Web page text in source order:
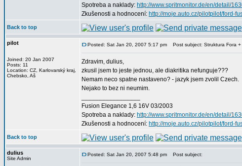
Spotreba a naklady: http://www.spritmonitor.de/en/detail/
Zkušenosti a hodnocení: http://moje.auto.cz/pilotpilot/ford-
Back to top
pilot
Joined: 20 Jan 2007
Posts: 11
Location: CZ, Karlovarský kraj,
Chebsko, Aš
Posted: Sat Jan 20, 2007 5:17 pm Post subject: Struktura Fora +
Zdravim, dulius,
zkusil jsem to jeste jednou, ale diakritika nefunguje???
Nemam neco spatne nastaveno? - jazyk jsem zvolil Czech.
Nejako to bez ni neumim.
Fusion Elegance 1,6 16V 03/2003
Spotreba a naklady: http://www.spritmonitor.de/en/detail/
Zkušenosti a hodnocení: http://moje.auto.cz/pilotpilot/ford-
Back to top
dulius
Site Admin
Posted: Sat Jan 20, 2007 5:48 pm Post subject: